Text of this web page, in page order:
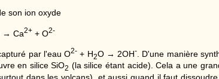
son ion oxyde
→ Ca2++ O2-
par l'eau O2- + H2O → 2OH- . D'une manière
en silice SiO2 (la silice étant acide). Cela a une